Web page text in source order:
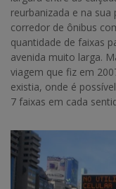
reurbanizada e na
corredor de ônibus
quantidade de faixas
avenida muito larga.
viagem que fiz em
existia, onde é
7 faixas em cada